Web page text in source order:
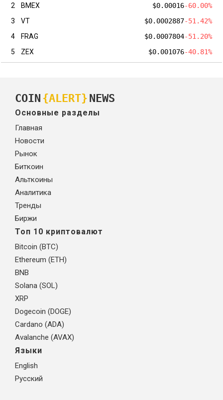
2
BMEX $0.00016-60.00%
3
VT $0.0002887-51.42%
4
FRAG $0.0007804-51.20%
5
ZEX $0.001076-40.81%
COIN {ALERT} NEWS
Основные разделы
Главная
Новости
Рынок
Биткоин
Альткоины
Аналитика
Тренды
Биржи
Топ 10 криптовалют
Bitcoin (BTC)
Ethereum (ETH)
BNB
Solana (SOL)
XRP
Dogecoin (DOGE)
Cardano (ADA)
Avalanche (AVAX)
Языки
English
Русский